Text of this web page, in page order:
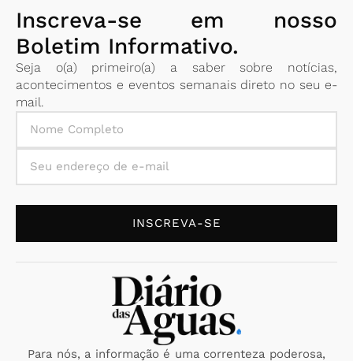
Inscreva-se em nosso
Boletim Informativo.
Seja o(a) primeiro(a) a saber sobre notícias,
acontecimentos e eventos semanais direto no seu e-
mail.
INSCREVA-SE
Para nós, a informação é uma correnteza poderosa,